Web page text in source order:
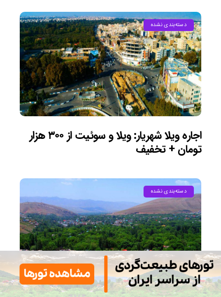
دسته‌بندی نشده
اجاره ویلا شهریار: ویلا و سوئیت از ۳۰۰ هزار
تومان + تخفیف
دسته‌بندی نشده